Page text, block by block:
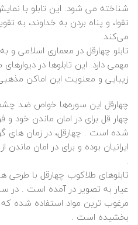
شناخته می‌ شود. این تابلو با
تقوا، و پناه بردن به خداوند، به
می‌کند.
تابلو چهارقل در معماری
مهمی دارد. این تابلوها در
زیبایی و معنویت این اماکن
چهارقل این سوره‌ها خواص ضد
چهار قل برای در امان ماندن خود
شده است . چهارقل، در زمان‌ های
ایرانیان بوده و برای در امان
.
عیار به تصویر در آمده است . در
مرغوب ترین مواد استفاده شده
بخشیده است .